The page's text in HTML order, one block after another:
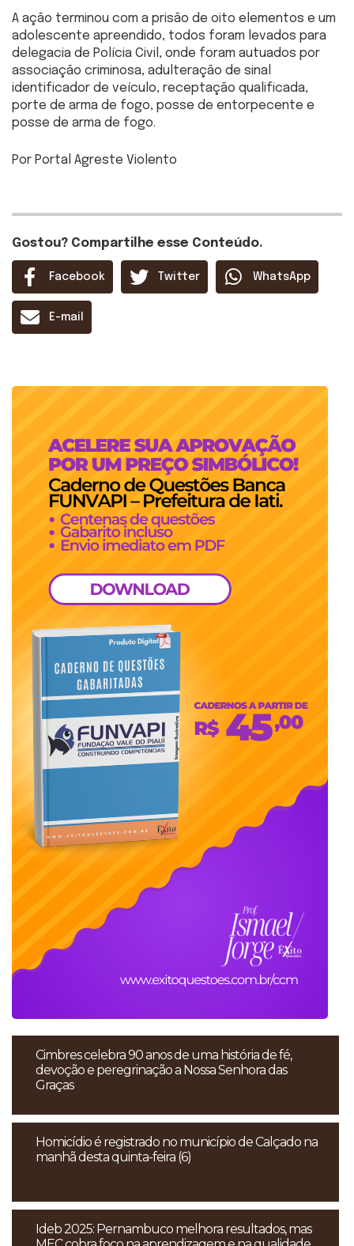
A ação terminou com a prisão de oito elementos e um
adolescente apreendido, todos foram levados para
delegacia de Polícia Civil, onde foram autuados por
associação criminosa, adulteração de sinal
identificador de veículo, receptação qualificada,
porte de arma de fogo, posse de entorpecente e
posse de arma de fogo.
Por Portal Agreste Violento
Gostou? Compartilhe esse Conteúdo.
Facebook Twitter WhatsApp
E-mail
Cimbres celebra 90 anos de uma história de fé,
devoção e peregrinação a Nossa Senhora das
Graças
Homicídio é registrado no município de Calçado na
manhã desta quinta-feira (6)
Ideb 2025: Pernambuco melhora resultados, mas